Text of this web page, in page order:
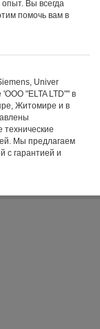
Вы всегда
помочь вам в
Univer
'ООО "ELTA LTD"'' в
Житомире и в
Мы предлагаем
с гарантией и